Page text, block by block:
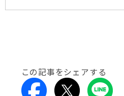
この記事をシェアする